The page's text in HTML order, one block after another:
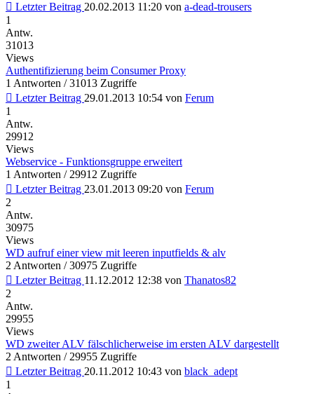
Letzter Beitrag 20.02.2013 11:20 von a-dead-trousers
1
Antw.
31013
Views
Authentifizierung beim Consumer Proxy
1 Antworten / 31013 Zugriffe
Letzter Beitrag 29.01.2013 10:54 von Ferum
1
Antw.
29912
Views
Webservice - Funktionsgruppe erweitert
1 Antworten / 29912 Zugriffe
Letzter Beitrag 23.01.2013 09:20 von Ferum
2
Antw.
30975
Views
WD aufruf einer view mit leeren inputfields & alv
2 Antworten / 30975 Zugriffe
Letzter Beitrag 11.12.2012 12:38 von Thanatos82
2
Antw.
29955
Views
WD zweiter ALV fälschlicherweise im ersten ALV dargestellt
2 Antworten / 29955 Zugriffe
Letzter Beitrag 20.11.2012 10:43 von black_adept
1